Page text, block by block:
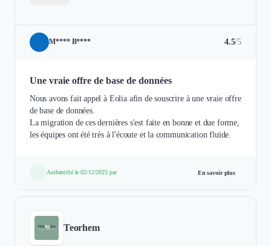
M**** B**** 4.5/5
Une vraie offre de base de données
Nous avons fait appel à Eolia afin de souscrire à une vraie offre
de base de données.
La migration de ces dernières s'est faite en bonne et due forme,
les équipes ont été très à l'écoute et la communication fluide.
Authentifié le 02/12/2025 par En savoir plus
Teorhem